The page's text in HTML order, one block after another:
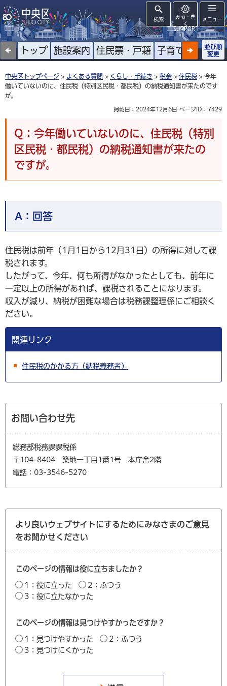
検索
みる・き
く
SUPPORT
メニュー
トップ 施設案内 住民票・戸籍 子育て 高齢者
並び順
変更
中央区トップページ > よくある質問 > くらし・手続き > 税金 > 住民税 > 今年
働いていないのに、住民税（特別区民税・都民税）の納税通知書が来たのです
が。
掲載日：2024年12月6日 ページID：7429
Q：今年働いていないのに、住民税（特別
区民税・都民税）の納税通知書が来たの
ですが。
A： 回答
住民税は前年（1月1日から12月31日）の所得に対して課
税されます。
したがって、今年、何も所得がなかったとしても、前年に
一定以上の所得があれば、課税されることになります。
収入が減り、納税が困難な場合は税務課整理係にご相談く
ださい。
関連リンク
住民税のかかる方（納税義務者）
お問い合わせ先
総務部税務課課税係
〒104-8404 築地一丁目1番1号 本庁舎2階
電話：03-3546-5270
より良いウェブサイトにするためにみなさまのご意見
をお聞かせください
このページの情報は役に立ちましたか？
1：役に立った
2：ふつう
3：役に立たなかった
このページの情報は見つけやすかったですか？
1：見つけやすかった
2：ふつう
3：見つけにくかった